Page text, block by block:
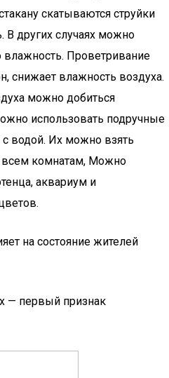
скатываются струйки
других случаях можно
влажность. Проветривание
снижает влажность воздуха.
можно добиться
использовать подручные
водой. Их можно взять
всем комнатам, Можно
аквариум и
на состояние жителей
— первый признак